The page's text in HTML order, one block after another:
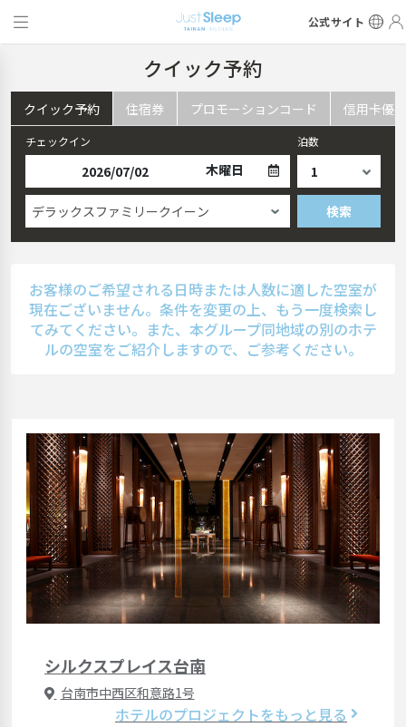
公式サイト
クイック予約
クイック予約 住宿券 プロモーションコード 信用卡優惠
チェックイン
木曜日
泊数
デラックスファミリークイーン 検索
お客様のご希望される日時または人数に適した空室が
現在ございません。条件を変更の上、もう一度検索し
てみてください。また、本グループ同地域の別のホテ
ルの空室をご紹介しますので、ご参考ください。
シルクスプレイス台南
台南市中西区和意路1号
ホテルのプロジェクトをもっと見る